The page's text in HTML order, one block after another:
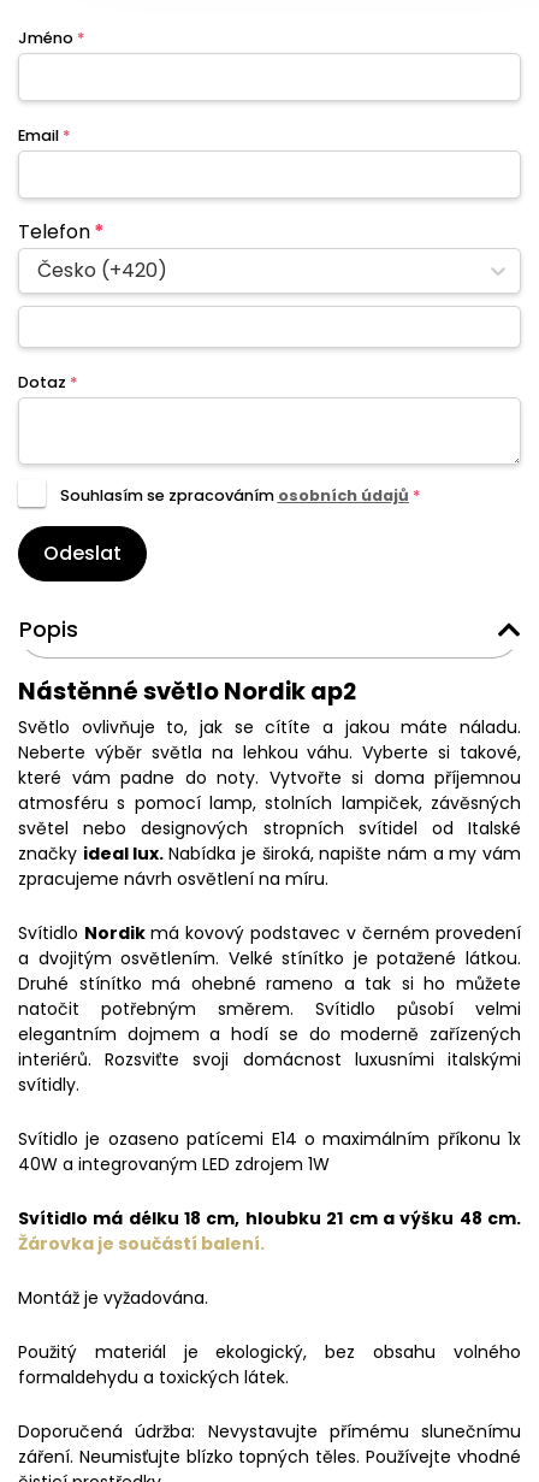
Jméno *
Email *
Telefon*
Česko (+420)
Dotaz *
Souhlasím se zpracováním osobních údajů *
Odeslat
Popis
Nástěnné světlo Nordik ap2
Světlo ovlivňuje to, jak se cítíte a jakou máte náladu.
Neberte výběr světla na lehkou váhu. Vyberte si takové,
které vám padne do noty. Vytvořte si doma příjemnou
atmosféru s pomocí lamp, stolních lampiček, závěsných
světel nebo designových stropních svítidel od Italské
značky ideal lux.Nabídka je široká, napište nám a my vám
zpracujeme návrh osvětlení na míru.
Svítidlo Nordik má kovový podstavec v černém provedení
a dvojitým osvětlením. Velké stínítko je potažené látkou.
Druhé stínítko má ohebné rameno a tak si ho můžete
natočit potřebným směrem. Svítidlo působí velmi
elegantním dojmem a hodí se do moderně zařízených
interiérů. Rozsviťte svoji domácnost luxusními italskými
svítidly.
Svítidlo je ozaseno patícemi E14 o maximálním příkonu 1x
40W a integrovaným LED zdrojem 1W
Svítidlo má délku 18 cm, hloubku 21 cm a výšku 48 cm.
Žárovka je součástí balení.
Montáž je vyžadována.
Použitý materiál je ekologický, bez obsahu volného
formaldehydu a toxických látek.
Doporučená údržba: Nevystavujte přímému slunečnímu
záření. Neumisťujte blízko topných těles. Používejte vhodné